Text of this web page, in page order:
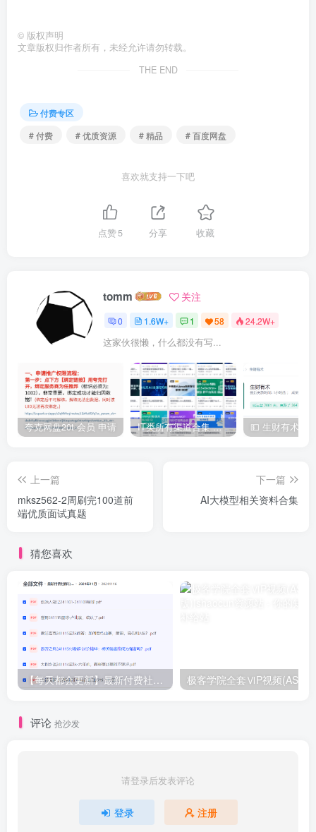
© 版权声明
文章版权归作者所有，未经允许请勿转载。
THE END
付费专区
# 付费
# 优质资源 # 精品 # 百度网盘
喜欢就支持一下吧
点赞5 分享 收藏
tomm 关注
0 1.6W+ 1 58 24.2W+
这家伙很懒，什么都没有写...
夸克网盘20t 会员 申请 IT类所有渠道合集 持续日更，目前近四千多条资源 年费用户微信私信获取权限
上一篇
mksz562-2周刷完100道前
端优质面试真题
下一篇
AI大模型相关资料合集
猜您喜欢
【每天都会更新】最新付费社群公众号文章 极客学院全套ⅥP视频(AS版)
评论 抢沙发
请登录后发表评论
登录 注册